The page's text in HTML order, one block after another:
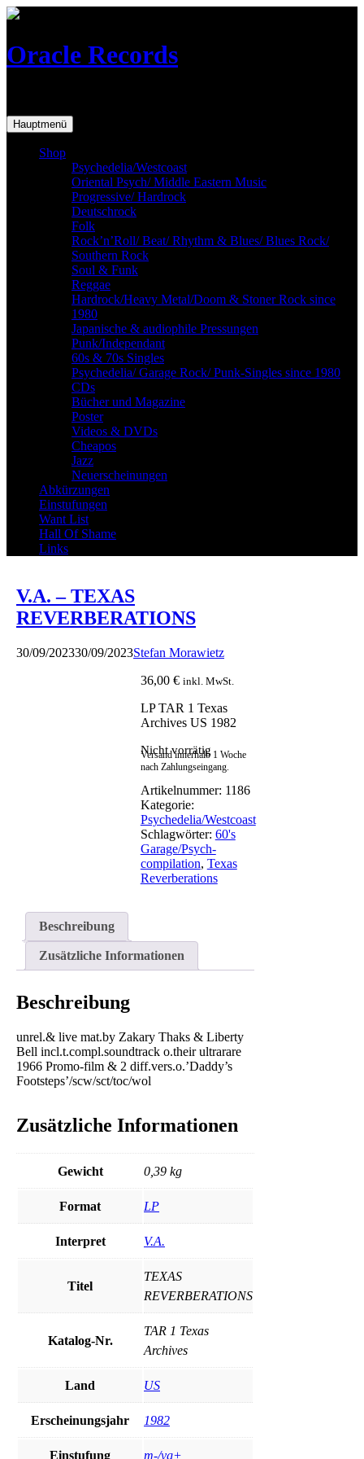
Skip
Oracle Records
Hauptmenü
Shop
Psychedelia/Westcoast
Oriental Psych/ Middle Eastern Music
Progressive/ Hardrock
Deutschrock
Folk
Rock’n’Roll/ Beat/ Rhythm & Blues/ Blues Rock/
Southern Rock
Soul & Funk
Reggae
Hardrock/Heavy Metal/Doom & Stoner Rock since
1980
Japanische & audiophile Pressungen
Punk/Independant
60s & 70s Singles
Psychedelia/ Garage Rock/ Punk-Singles since 1980
CDs
Bücher und Magazine
Poster
Videos & DVDs
Cheapos
Jazz
Neuerscheinungen
Abkürzungen
Einstufungen
Want List
Hall Of Shame
Links
V.A. – TEXAS
REVERBERATIONS
30/09/202330/09/2023Stefan Morawietz
36,00 € inkl. MwSt.
LP TAR 1 Texas
Archives US 1982
Nicht vorrätig
Versand innerhalb 1 Woche
nach Zahlungseingang.
Artikelnummer: 1186
Kategorie:
Psychedelia/Westcoast
Schlagwörter: 60's
Garage/Psych-
compilation, Texas
Reverberations
Beschreibung
Zusätzliche Informationen
Beschreibung
unrel.& live mat.by Zakary Thaks & Liberty
Bell incl.t.compl.soundtrack o.their ultrarare
1966 Promo-film & 2 diff.vers.o.’Daddy’s
Footsteps’/scw/sct/toc/wol
Zusätzliche Informationen
Gewicht 0,39 kg
Format LP
Interpret V.A.
Titel
TEXAS
REVERBERATIONS
Katalog-Nr.
TAR 1 Texas
Archives
Land US
Erscheinungsjahr 1982
Einstufung m-/vg+